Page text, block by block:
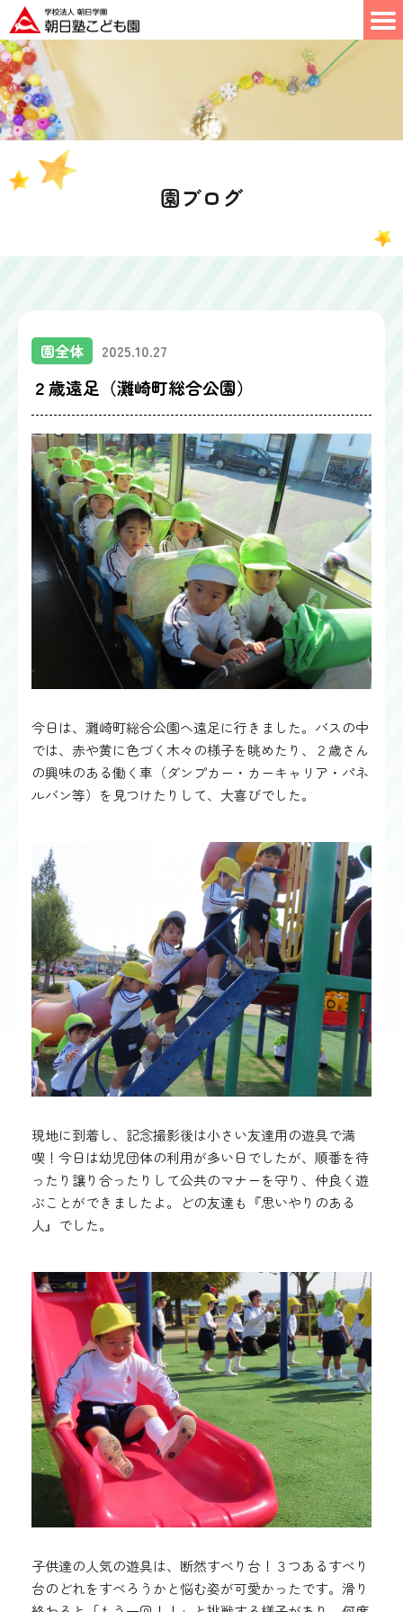
園ブログ
園全体 2025.10.27
２歳遠足（灘崎町総合公園）
今日は、灘崎町総合公園へ遠足に行きました。バスの中
では、赤や黄に色づく木々の様子を眺めたり、２歳さん
の興味のある働く車（ダンプカー・カーキャリア・パネ
ルバン等）を見つけたりして、大喜びでした。
現地に到着し、記念撮影後は小さい友達用の遊具で満
喫！今日は幼児団体の利用が多い日でしたが、順番を待
ったり譲り合ったりして公共のマナーを守り、仲良く遊
ぶことができましたよ。どの友達も『思いやりのある
人』でした。
子供達の人気の遊具は、断然すべり台！３つあるすべり
台のどれをすべろうかと悩む姿が可愛かったです。滑り